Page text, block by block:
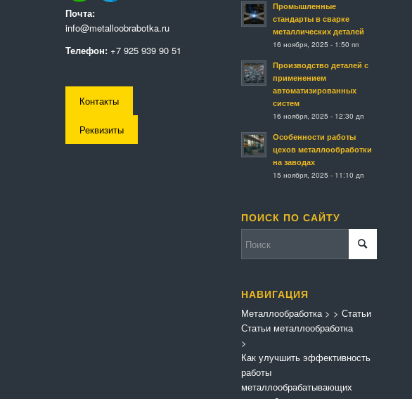
Почта:
info@metalloobrabotka.ru
Телефон: +7 925 939 90 51
Контакты
Реквизиты
Промышленные
стандарты в сварке
металлических деталей
16 ноября, 2025 - 1:50 пп
Производство деталей с
применением
автоматизированных
систем
16 ноября, 2025 - 12:30 дп
Особенности работы
цехов металлообработки
на заводах
15 ноября, 2025 - 11:10 дп
ПОИСК ПО САЙТУ
НАВИГАЦИЯ
Металлообработка>
Статьи металлообработка
> Статьи
>
Как улучшить эффективность
работы
металлообрабатывающих